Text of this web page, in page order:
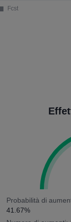
Probabilità di
41.67%